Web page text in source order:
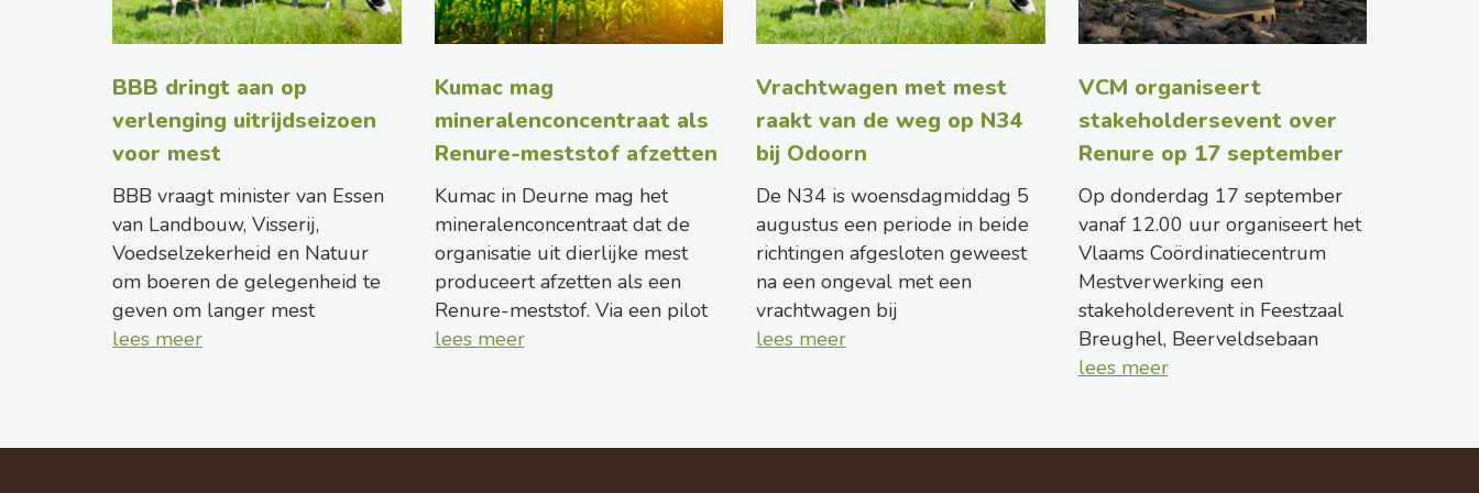
BBB dringt aan op
verlenging uitrijdseizoen
voor mest
BBB vraagt minister van Essen
van Landbouw, Visserij,
Voedselzekerheid en Natuur
om boeren de gelegenheid te
geven om langer mest
lees meer
Kumac mag
mineralenconcentraat als
Renure-meststof afzetten
Kumac in Deurne mag het
mineralenconcentraat dat de
organisatie uit dierlijke mest
produceert afzetten als een
Renure-meststof. Via een pilot
lees meer
Vrachtwagen met mest
raakt van de weg op N34
bij Odoorn
De N34 is woensdagmiddag 5
augustus een periode in beide
richtingen afgesloten geweest
na een ongeval met een
vrachtwagen bij
lees meer
VCM organiseert
stakeholdersevent over
Renure op 17 september
Op donderdag 17 september
vanaf 12.00 uur organiseert het
Vlaams Coördinatiecentrum
Mestverwerking een
stakeholderevent in Feestzaal
Breughel, Beerveldsebaan
lees meer